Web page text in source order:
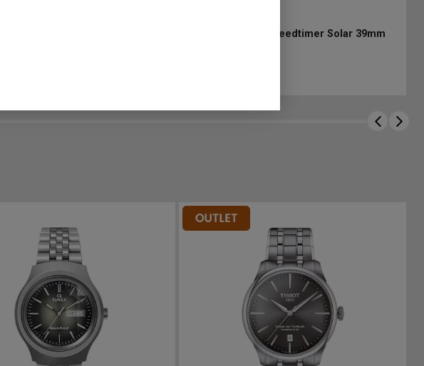
SEIKO Prospex Speedtimer Solar 39mm